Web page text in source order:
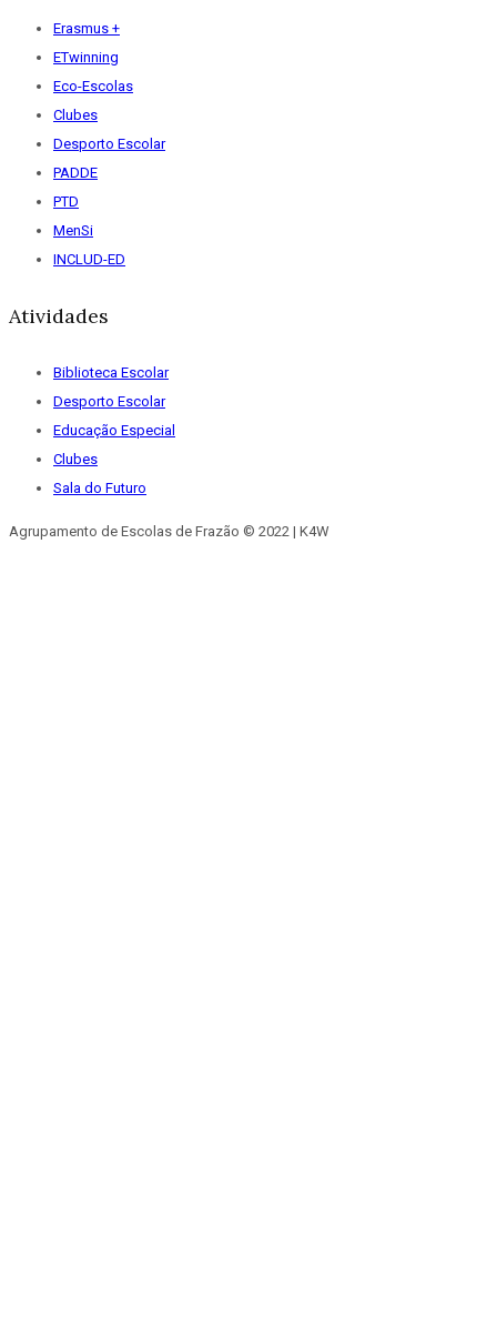
Erasmus +
ETwinning
Eco-Escolas
Clubes
Desporto Escolar
PADDE
PTD
MenSi
INCLUD-ED
Atividades
Biblioteca Escolar
Desporto Escolar
Educação Especial
Clubes
Sala do Futuro
Agrupamento de Escolas de Frazão © 2022 | K4W